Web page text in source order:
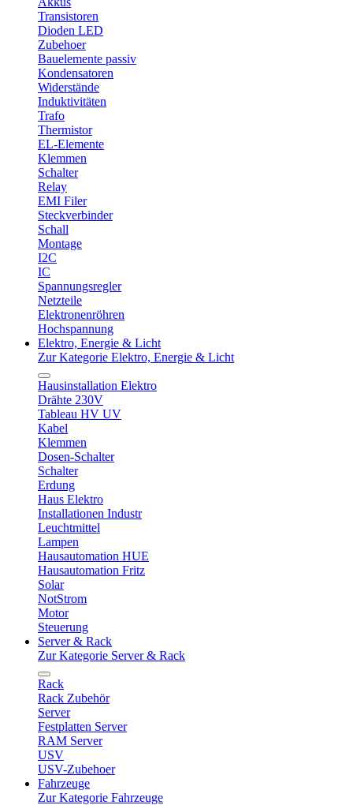
Transistoren
Dioden LED
Zubehoer
Bauelemente passiv
Kondensatoren
Widerstände
Induktivitäten
Trafo
Thermistor
EL-Elemente
Klemmen
Schalter
Relay
EMI Filer
Steckverbinder
Schall
Montage
I2C
IC
Spannungsregler
Netzteile
Elektronenröhren
Hochspannung
Elektro, Energie & Licht
Zur Kategorie Elektro, Energie & Licht
Hausinstallation Elektro
Drähte 230V
Tableau HV UV
Kabel
Klemmen
Dosen-Schalter
Schalter
Erdung
Haus Elektro
Installationen Industr
Leuchtmittel
Lampen
Hausautomation HUE
Hausautomation Fritz
Solar
NotStrom
Motor
Steuerung
Server & Rack
Zur Kategorie Server & Rack
Rack
Rack Zubehör
Server
Festplatten Server
RAM Server
USV
USV-Zubehoer
Fahrzeuge
Zur Kategorie Fahrzeuge